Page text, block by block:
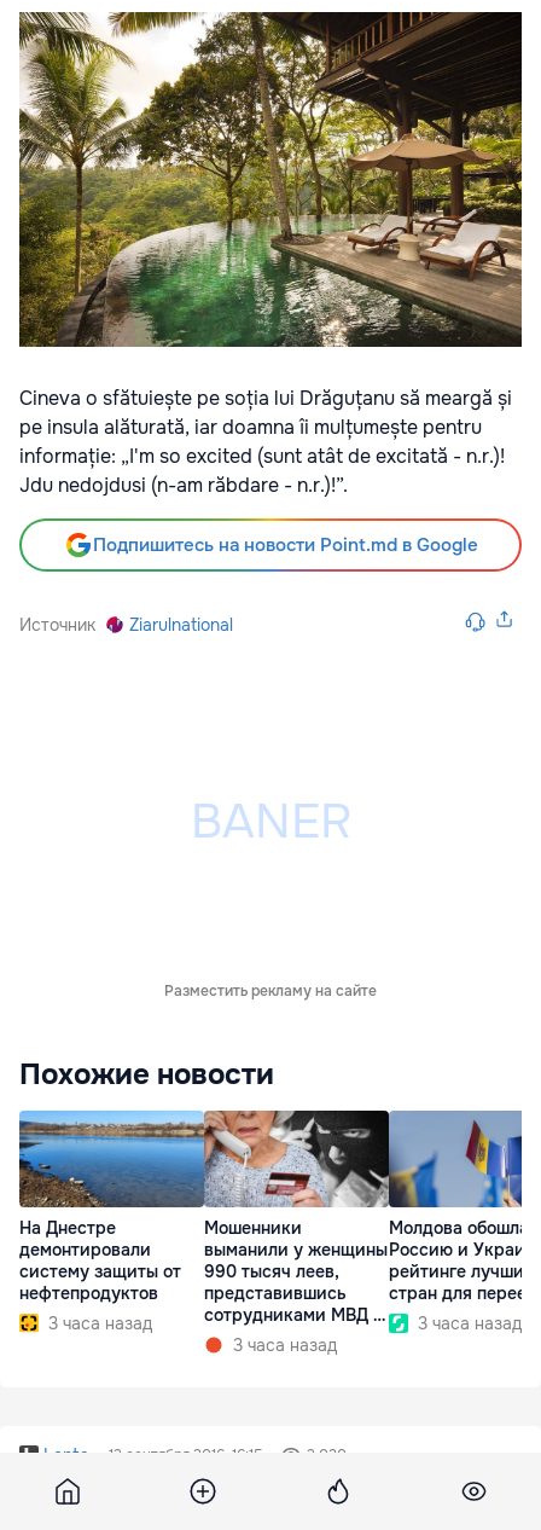
Cineva o sfătuiește pe soția lui Drăguțanu să meargă și
pe insula alăturată, iar doamna îi mulțumește pentru
informație: „I'm so excited (sunt atât de excitată - n.r.)!
Jdu nedojdusi (n-am răbdare - n.r.)!”.
Подпишитесь на новости Point.md в Google
Источник Ziarulnational
Разместить рекламу на сайте
Похожие новости
На Днестре
демонтировали
систему защиты от
нефтепродуктов
3 часа назад
Мошенники
выманили у женщины
990 тысяч леев,
представившись
сотрудниками МВД и
СИБ3 часа назад
Молдова обошла
Россию и
рейтинге лучших
стран для
3 часа назад
Lenta 12 сентября 2016, 16:15 2 030
Работа мечты: финский отель